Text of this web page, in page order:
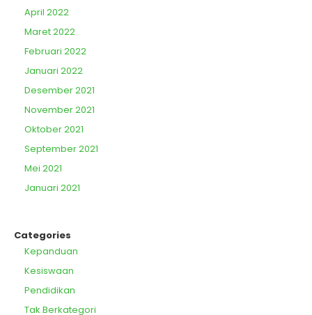
April 2022
Maret 2022
Februari 2022
Januari 2022
Desember 2021
November 2021
Oktober 2021
September 2021
Mei 2021
Januari 2021
Categories
Kepanduan
Kesiswaan
Pendidikan
Tak Berkategori